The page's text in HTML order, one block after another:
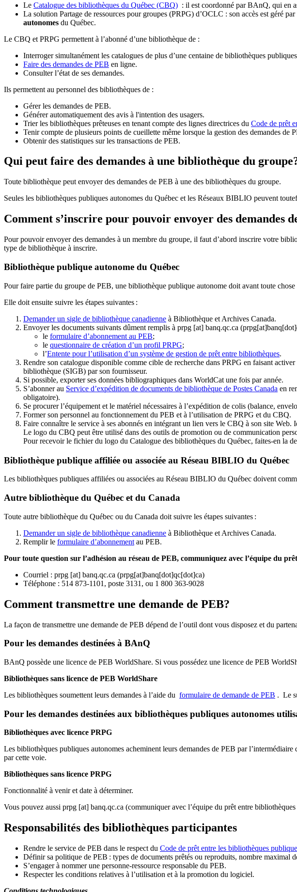
Le Catalogue des bibliothèques du Québec (CBQ) : il est coordonné par BAnQ, qui en
La solution Partage de ressources pour groupes (PRPG) d’OCLC : son accès est géré
autonomes du Québec.
Le CBQ et PRPG permettent à l’abonné d’une bibliothèque de :
Interroger simultanément les catalogues de plus d’une centaine de bibliothèques
Faire des demandes de PEB en ligne.
Consulter l’état de ses demandes.
Ils permettent au personnel des bibliothèques de :
Gérer les demandes de PEB.
Générer automatiquement des avis à l'intention des usagers.
Trier les bibliothèques prêteuses en tenant compte des lignes directrices du Code de prêt
Tenir compte de plusieurs points de cueillette même lorsque la gestion des demandes de
Obtenir des statistiques sur les transactions de PEB.
Qui peut faire des demandes à une bibliothèque du
Toute bibliothèque peut envoyer des demandes de PEB à une des bibliothèques du groupe.
Seules les bibliothèques publiques autonomes du Québec et les Réseaux BIBLIO peuvent
Comment s’inscrire pour pouvoir envoyer des demandes
Pour pouvoir envoyer des demandes à un membre du groupe, il faut d’abord inscrire votre
type de bibliothèque à inscrire.
Bibliothèque publique autonome du Québec
Pour faire partie du groupe de PEB, une bibliothèque publique autonome doit avant toute
Elle doit ensuite suivre les étapes suivantes :
Demander un sigle de bibliothèque canadienne à Bibliothèque et Archives Canada.
Envoyer les documents suivants dûment remplis à prpg [at] banq.qc.ca
le formulaire d’abonnement au PEB;
le questionnaire de création d’un profil PRPG;
l’Entente pour l’utilisation d’un système de gestion de prêt entre bibliothèques.
Rendre son catalogue disponible comme cible de recherche dans PRPG en faisant
bibliothèque (SIGB) par son fournisseur.
Si possible, exporter ses données bibliographiques dans WorldCat une fois par année.
S’abonner au Service d’expédition de documents de bibliothèque de Postes Canada en
obligatoire).
Se procurer l’équipement et le matériel nécessaires à l’expédition de colis (balance,
Former son personnel au fonctionnement du PEB et à l’utilisation de PRPG et du CBQ.
Faire connaître le service à ses abonnés en intégrant un lien vers le CBQ à son site
Le logo du CBQ peut être utilisé dans des outils de promotion ou de communication
Pour recevoir le fichier du logo du Catalogue des bibliothèques du Québec, faites-en la
Bibliothèque publique affiliée ou associée au Réseau BIBLIO du Québec
Les bibliothèques publiques affiliées ou associées au Réseau BIBLIO du Québec doivent
Autre bibliothèque du Québec et du Canada
Toute autre bibliothèque du Québec ou du Canada doit suivre les étapes suivantes :
Demander un sigle de bibliothèque canadienne à Bibliothèque et Archives Canada.
Remplir le formulaire d’abonnement au PEB.
Pour toute question sur l’adhésion au réseau de PEB, communiquez avec l’équipe du
Courriel : prpg [at] banq.qc.ca (prpg[at]banq[dot]qc[dot]ca)
Téléphone : 514 873-1101, poste 3131, ou 1 800 363-9028
Comment transmettre une demande de PEB?
La façon de transmettre une demande de PEB dépend de l’outil dont vous disposez et du
Pour les demandes destinées à BAnQ
BAnQ possède une licence de PEB WorldShare. Si vous possédez une licence de PEB
Bibliothèques sans licence de PEB WorldShare
Les bibliothèques soumettent leurs demandes à l’aide du formulaire de demande de PEB . Le
Pour les demandes destinées aux bibliothèques publiques autonomes
Bibliothèques avec licence PRPG
Les bibliothèques publiques autonomes acheminent leurs demandes de PEB par
par cette voie.
Bibliothèques sans licence PRPG
Fonctionnalité à venir et date à déterminer.
Vous pouvez aussi prpg [at] banq.qc.ca (communiquer avec l’équipe du prêt entre
Responsabilités des bibliothèques participantes
Rendre le service de PEB dans le respect du Code de prêt entre les bibliothèques
Définir sa politique de PEB : types de documents prêtés ou reproduits, nombre maximal
S’engager à nommer une personne-ressource responsable du PEB.
Respecter les conditions relatives à l’utilisation et à la promotion du logiciel.